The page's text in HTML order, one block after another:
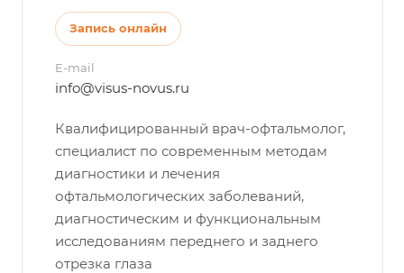
Запись онлайн
E-mail
info@visus-novus.ru
Квалифицированный врач-офтальмолог,
специалист по современным методам
диагностики и лечения
офтальмологических заболеваний,
диагностическим и функциональным
исследованиям переднего и заднего
отрезка глаза